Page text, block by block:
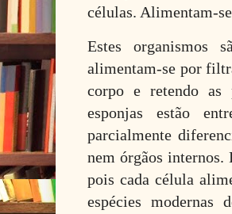
células. Alimentam-
Estes organismos
alimentam-se por
corpo e retendo as
esponjas estão
parcialmente
nem órgãos
pois cada célula
espécies modernas